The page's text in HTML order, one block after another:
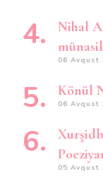
Nihal
06 Avqust
Könül
06 Avqust
05 Avqust